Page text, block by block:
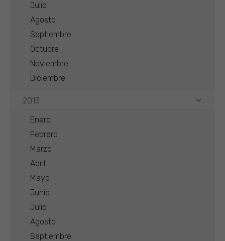
Julio
Agosto
Septiembre
Octubre
Noviembre
Diciembre
2013
Enero
Febrero
Marzo
Abril
Mayo
Junio
Julio
Agosto
Septiembre